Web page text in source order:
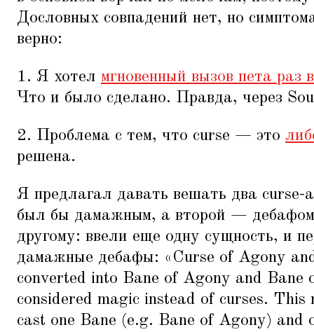
Дословных совпадений нет, но
верно:
1. Я хотел мгновенный вызов пета раз
Что и было сделано. Правда, через
2. Проблема с тем, что curse — это
решена.
Я предлагал давать вешать два curse-
был бы дамажным, а второй —
другому: ввели еще одну сущность, и
дамажные дебафы: « Curse of Agony
converted into Bane of Agony and Bane
considered magic instead of curses.
cast one Bane (e.g. Bane of Agony) and